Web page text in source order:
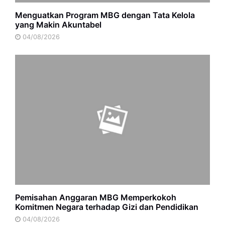
Menguatkan Program MBG dengan Tata Kelola
yang Makin Akuntabel
04/08/2026
Pemisahan Anggaran MBG Memperkokoh
Komitmen Negara terhadap Gizi dan Pendidikan
04/08/2026